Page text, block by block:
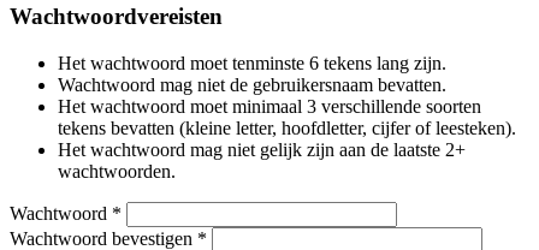
Wachtwoordvereisten
Het wachtwoord moet tenminste 6 tekens lang zijn.
Wachtwoord mag niet de gebruikersnaam bevatten.
Het wachtwoord moet minimaal 3 verschillende soorten
tekens bevatten (kleine letter, hoofdletter, cijfer of leesteken).
Het wachtwoord mag niet gelijk zijn aan de laatste 2+
wachtwoorden.
Wachtwoord *
Wachtwoord bevestigen *